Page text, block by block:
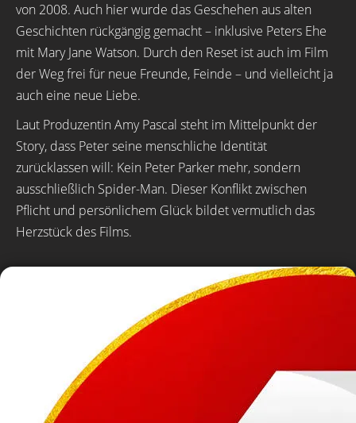
von 2008. Auch hier wurde das Geschehen aus alten
Geschichten rückgängig gemacht – inklusive Peters Ehe
mit Mary Jane Watson. Durch den Reset ist auch im Film
der Weg frei für neue Freunde, Feinde – und vielleicht ja
auch eine neue Liebe.
Laut Produzentin Amy Pascal steht im Mittelpunkt der
Story, dass Peter seine menschliche Identität
zurücklassen will: Kein Peter Parker mehr, sondern
ausschließlich Spider-Man. Dieser Konflikt zwischen
Pflicht und persönlichem Glück bildet vermutlich das
Herzstück des Films.